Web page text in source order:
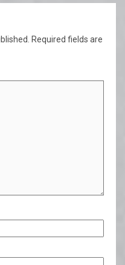
Required fields are